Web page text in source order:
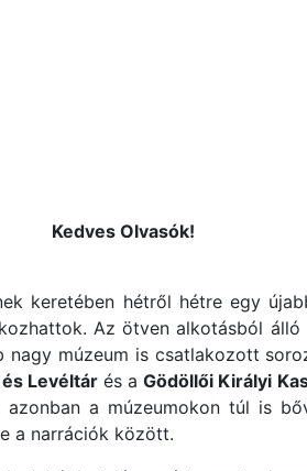
Kedves Olvasók!
keretében hétről hétre egy
Az ötven alkotásból
múzeum is csatlakozott
Levéltárés aGödöllői Királyi
azonban a múzeumokon túl is
a narrációk között.